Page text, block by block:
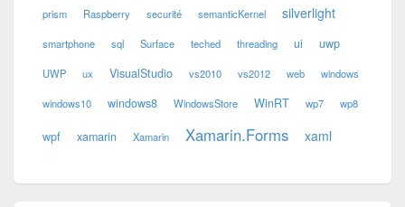
prism Raspberry securité semanticKernel silverlight
smartphone sql Surface teched threading ui uwp
UWP ux VisualStudio vs2010 vs2012 web windows
windows10 windows8 WindowsStore WinRT wp7 wp8
wpf xamarin Xamarin Xamarin.Forms xaml